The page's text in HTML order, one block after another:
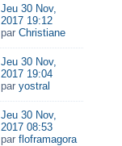
Jeu 30 Nov,
2017 19:12
par Christiane
Jeu 30 Nov,
2017 19:04
par yostral
Jeu 30 Nov,
2017 08:53
par floframagora